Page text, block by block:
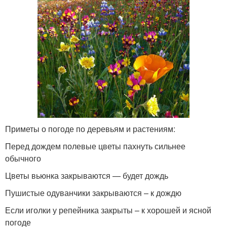
Приметы о погоде по деревьям и растениям:
Перед дождем полевые цветы пахнуть сильнее
обычного
Цветы вьюнка закрываются — будет дождь
Пушистые одуванчики закрываются – к дождю
Если иголки у репейника закрыты – к хорошей и ясной
погоде